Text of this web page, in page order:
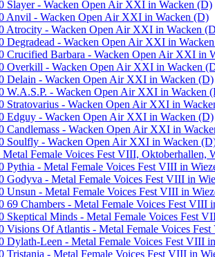
Slayer - Wacken Open Air XXI in Wacken (D)
Anvil - Wacken Open Air XXI in Wacken (D)
Atrocity - Wacken Open Air XXI in Wacken
Degradead - Wacken Open Air XXI in
Crucified Barbara - Wacken Open Air XXI in
Overkill - Wacken Open Air XXI in Wacken
Delain - Wacken Open Air XXI in Wacken (D)
W.A.S.P. - Wacken Open Air XXI in Wacken
Stratovarius - Wacken Open Air XXI in
Edguy - Wacken Open Air XXI in Wacken (D)
Candlemass - Wacken Open Air XXI in
Soulfly - Wacken Open Air XXI in Wacken
Female Voices Fest VIII, Oktoberhallen,
Pythia - Metal Female Voices Fest VIII in
Godyva - Metal Female Voices Fest VIII in
Unsun - Metal Female Voices Fest VIII in
69 Chambers - Metal Female Voices Fest VIII
Skeptical Minds - Metal Female Voices Fest
Visions Of Atlantis - Metal Female Voices
Dylath-Leen - Metal Female Voices Fest VIII
Tristania - Metal Female Voices Fest VIII in